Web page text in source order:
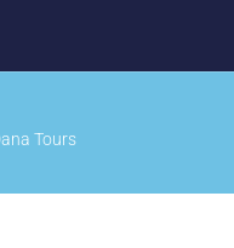
Tours